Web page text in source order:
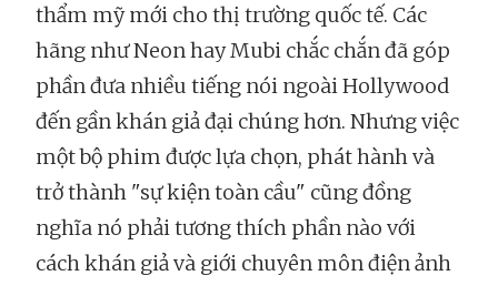
thẩm mỹ mới cho thị trường quốc tế. Các
hãng như Neon hay Mubi chắc chắn đã góp
phần đưa nhiều tiếng nói ngoài Hollywood
đến gần khán giả đại chúng hơn. Nhưng việc
một bộ phim được lựa chọn, phát hành và
trở thành "sự kiện toàn cầu" cũng đồng
nghĩa nó phải tương thích phần nào với
cách khán giả và giới chuyên môn điện ảnh